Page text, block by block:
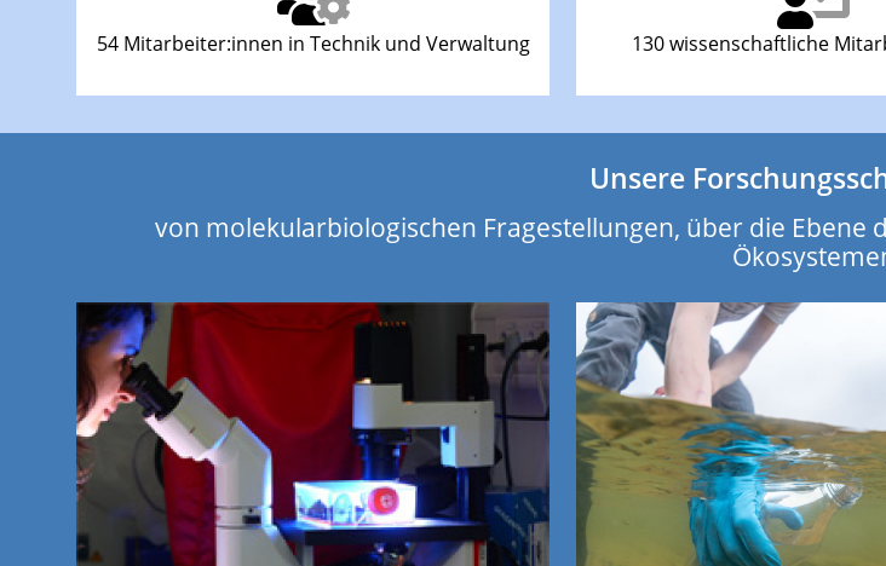
54 Mitarbeiter:innen in Technik und Verwaltung 130 wissenschaftliche
Unsere
von molekularbiologischen Fragestellungen, über die